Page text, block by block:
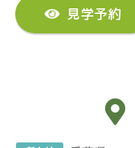
見学予約